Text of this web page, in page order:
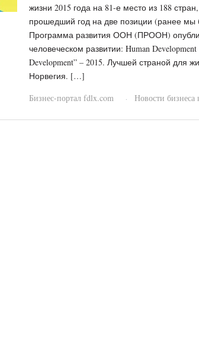
жизни 2015 года на 81-е место из 188
прошедший год на две позиции (ранее мы
Программа развития ООН (ПРООН)
человеческом развитии: Human
Development” – 2015. Лучшей страной для
Норвегия. […]
Бизнес-портал fdlx.com
· Новости бизнеса